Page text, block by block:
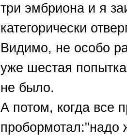
три эмбриона и я
категорически
Видимо, не особо
уже шестая
не было.
А потом, когда все
пробормотал:"надо